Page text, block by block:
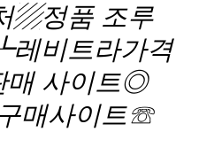
▨정품 조루
레비트라가격
매 사이트◎
매사이트☏